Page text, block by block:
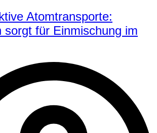
Atomtransporte:
sorgt für Einmischung im